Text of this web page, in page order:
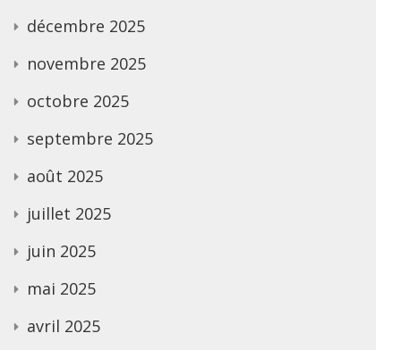
décembre 2025
novembre 2025
octobre 2025
septembre 2025
août 2025
juillet 2025
juin 2025
mai 2025
avril 2025